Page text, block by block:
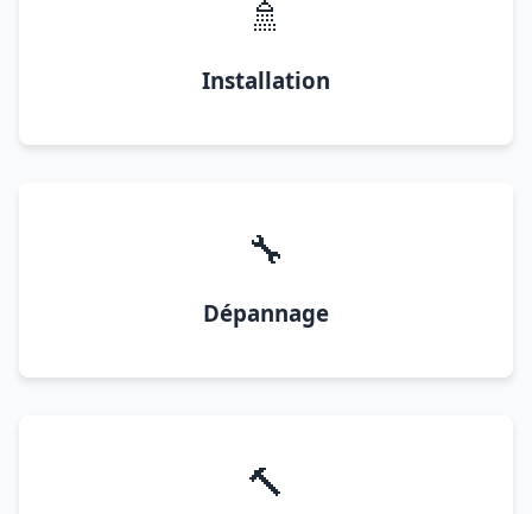
🚿
Installation
🔧
Dépannage
🔨